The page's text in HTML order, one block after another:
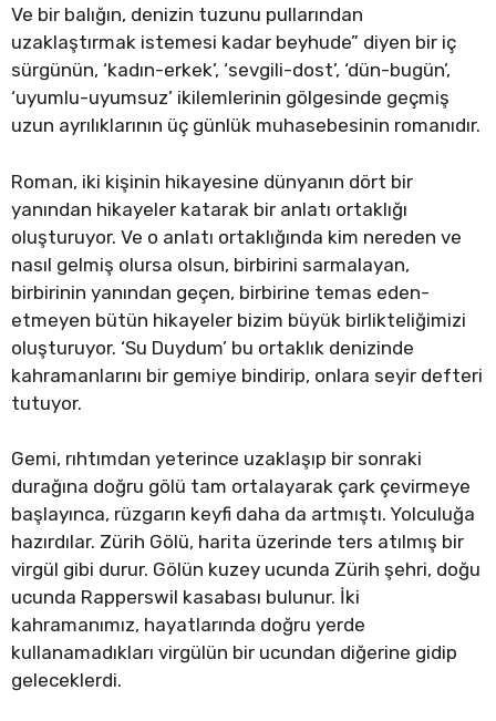
Ve bir balığın, denizin tuzunu pullarından
uzaklaştırmak istemesi kadar beyhude” diyen bir iç
sürgünün, ‘kadın-erkek’, ‘sevgili-dost’, ‘dün-bugün’,
‘uyumlu-uyumsuz’ ikilemlerinin gölgesinde geçmiş
uzun ayrılıklarının üç günlük muhasebesinin romanıdır.
Roman, iki kişinin hikayesine dünyanın dört bir
yanından hikayeler katarak bir anlatı ortaklığı
oluşturuyor. Ve o anlatı ortaklığında kim nereden ve
nasıl gelmiş olursa olsun, birbirini sarmalayan,
birbirinin yanından geçen, birbirine temas eden-
etmeyen bütün hikayeler bizim büyük birlikteliğimizi
oluşturuyor. ‘Su Duydum’ bu ortaklık denizinde
kahramanlarını bir gemiye bindirip, onlara seyir defteri
tutuyor.
Gemi, rıhtımdan yeterince uzaklaşıp bir sonraki
durağına doğru gölü tam ortalayarak çark çevirmeye
başlayınca, rüzgarın keyfi daha da artmıştı. Yolculuğa
hazırdılar. Zürih Gölü, harita üzerinde ters atılmış bir
virgül gibi durur. Gölün kuzey ucunda Zürih şehri, doğu
ucunda Rapperswil kasabası bulunur. İki
kahramanımız, hayatlarında doğru yerde
kullanamadıkları virgülün bir ucundan diğerine gidip
geleceklerdi.